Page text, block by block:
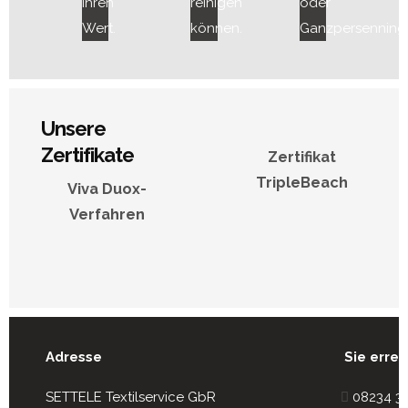
Wert.
können.
Ganzpersenning
Unsere
Zertifikate
Viva Duox-
Verfahren
Zertifikat
TripleBeach
Adresse Sie
SETTELE Textilservice GbR
08234